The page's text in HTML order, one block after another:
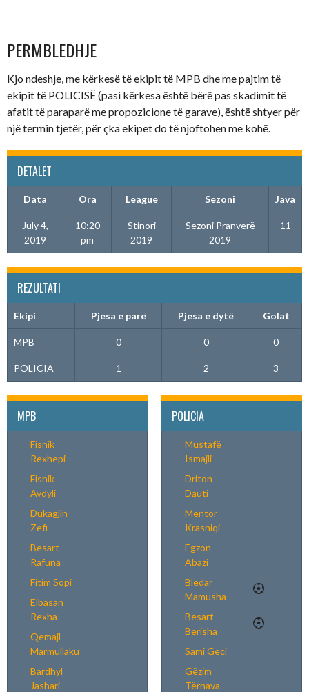
PERMBLEDHJE
Kjo ndeshje, me kërkesë të ekipit të MPB dhe me pajtim të
ekipit të POLICISË (pasi kërkesa është bërë pas skadimit të
afatit të paraparë me propozicione të garave), është shtyer për
një termin tjetër, për çka ekipet do të njoftohen me kohë.
DETALET
Data Ora League Sezoni Java
July 4,
2019
10:20
pm
Stinori
2019
Sezoni Pranverë
2019
11
REZULTATI
Ekipi Pjesa e parë Pjesa e dytë Golat
MPB 0 0 0
POLICIA 1 2 3
MPB
Fisnik
Rexhepi
Fisnik
Avdyli
Dukagjin
Zefi
Besart
Rafuna
Fitim Sopi
Elbasan
Rexha
Qemajl
Marmullaku
Bardhyl
Jashari
POLICIA
Mustafë
Ismajli
Driton
Dauti
Mentor
Krasniqi
Egzon
Abazi
Bledar
Mamusha
Besart
Berisha
Sami Geci
Gëzim
Tërnava